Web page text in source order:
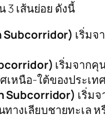
3 เส้นย่อย ดังนี้
Subcorridor) เริ่มจ
เริ่มจากคุ
เหนือ-ใต้ของประเ
Subcorridor) เริ่ม
ทางเลียบชายทะเล